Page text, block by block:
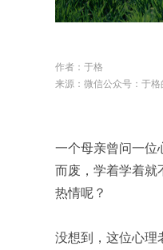
作者： 于格
来源：微信公众号： 于格
一个母亲曾问一位
而废，学着学着就
热情呢？
没想到，这位心理